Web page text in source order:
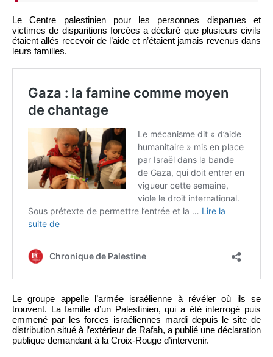
Le Centre palestinien pour les personnes disparues et
victimes de disparitions forcées a déclaré que plusieurs civils
étaient allés recevoir de l’aide et n’étaient jamais revenus dans
leurs familles.
Le groupe appelle l’armée israélienne à révéler où ils se
trouvent. La famille d’un Palestinien, qui a été interrogé puis
emmené par les forces israéliennes mardi depuis le site de
distribution situé à l’extérieur de Rafah, a publié une déclaration
publique demandant à la Croix-Rouge d’intervenir.